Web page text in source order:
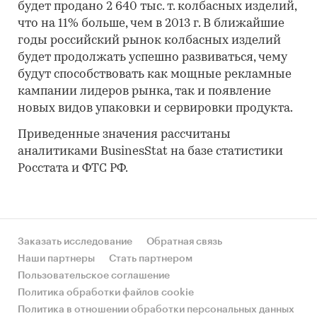
будет продано 2 640 тыс. т. колбасных изделий,
что на 11% больше, чем в 2013 г. В ближайшие
годы российский рынок колбасных изделий
будет продолжать успешно развиваться, чему
будут способствовать как мощные рекламные
кампании лидеров рынка, так и появление
новых видов упаковки и сервировки продукта.
Приведенные значения рассчитаны
аналитиками BusinesStat на базе статистики
Росстата и ФТС РФ.
Заказать исследование
Обратная связь
Наши партнеры
Стать партнером
Пользовательское соглашение
Политика обработки файлов cookie
Политика в отношении обработки персональных данных